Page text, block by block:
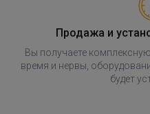
Продажа и
Вы получаете
время и нервы,
будет